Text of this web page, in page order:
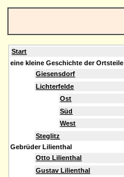
Start
eine kleine Geschichte der Ortsteile
Giesensdorf
Lichterfelde
Ost
Süd
West
Steglitz
Gebrüder Lilienthal
Otto Lilienthal
Gustav Lilienthal